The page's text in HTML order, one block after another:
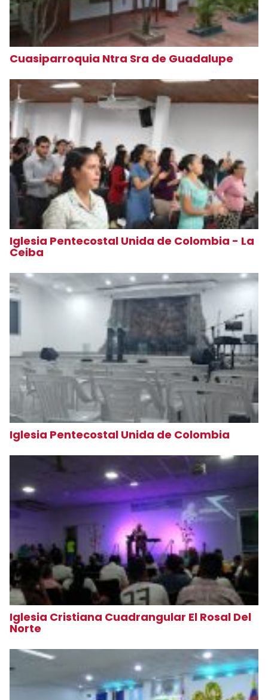
Cuasiparroquia Ntra Sra de Guadalupe
Iglesia Pentecostal Unida de Colombia - La
Ceiba
Iglesia Pentecostal Unida de Colombia
Iglesia Cristiana Cuadrangular El Rosal Del
Norte